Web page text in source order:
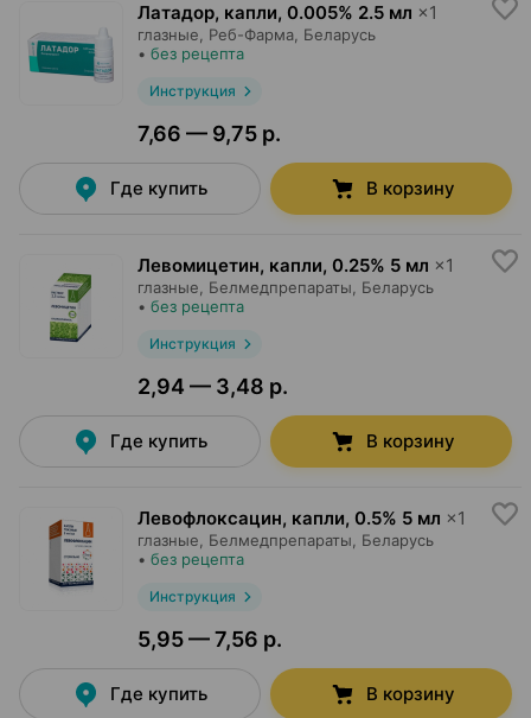
Латадор, капли, 0.005% 2.5 мл ×1
глазные, Реб-Фарма , Беларусь
• без рецепта
Инструкция
7,66 — 9,75 р.
Где купить В корзину
Левомицетин, капли, 0.25% 5 мл ×1
глазные, Белмедпрепараты , Беларусь
• без рецепта
Инструкция
2,94 — 3,48 р.
Где купить В корзину
Левофлоксацин, капли, 0.5% 5 мл ×1
глазные, Белмедпрепараты , Беларусь
• без рецепта
Инструкция
5,95 — 7,56 р.
Где купить В корзину